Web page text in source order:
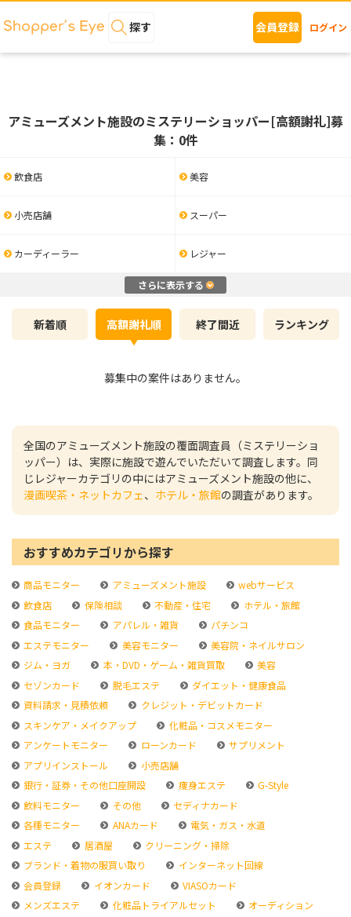
探す 会員登録 ログイン
アミューズメント施設のミステリーショッパー[高額謝礼]募
集：0件
飲食店 美容
小売店舗 スーパー
カーディーラー レジャー
さらに表示する
新着順 高額謝礼順 終了間近 ランキング
募集中の案件はありません。
全国のアミューズメント施設の覆面調査員（ミステリーショ
ッパー）は、実際に施設で遊んでいただいて調査します。同
じレジャーカテゴリの中にはアミューズメント施設の他に、
漫画喫茶・ネットカフェ、 ホテル・旅館の調査があります。
おすすめカテゴリから探す
商品モニター アミューズメント施設
webサービス
飲食店
保険相談 不動産・住宅
ホテル・旅館
食品モニター
アパレル・雑貨
パチンコ
エステモニター
美容モニター
美容院・ネイルサロン
ジム・ヨガ
本・DVD・ゲーム・雑貨買取
美容
セゾンカード
脱毛エステ
ダイエット・健康食品
資料請求・見積依頼
クレジット・デビットカード
スキンケア・メイクアップ
化粧品・コスメモニター
アンケートモニター
ローンカード
サプリメント
アプリインストール
小売店舗
銀行・証券・その他口座開設
痩身エステ
G-Style
飲料モニター
その他
セディナカード
各種モニター
ANAカード
電気・ガス・水道
エステ
居酒屋
クリーニング・掃除
ブランド・着物の服買い取り
インターネット回線
会員登録
イオンカード
VIASOカード
メンズエステ
化粧品トライアルセット
オーディション